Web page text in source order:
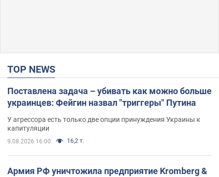
TOP NEWS
Поставлена задача – убивать как можно больше
украинцев: Фейгин назвал "триггеры" Путина
У агрессора есть только две опции принуждения Украины к
капитуляции
9.08.2026 16:00 16,2 т.
Армия РФ уничтожила предприятие Kromberg &